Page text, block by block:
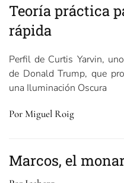
Teoría práctica
rápida
Perfil de Curtis Yarvin,
de Donald Trump, que
una Iluminación Oscura
Por Miguel Roig
Marcos, el